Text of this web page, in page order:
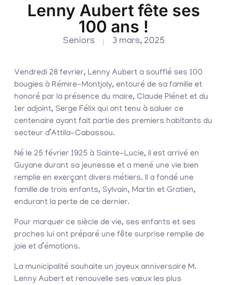
Lenny Aubert fête ses
100 ans !
Seniors 3 mars, 2025
Vendredi 28 fevrier, Lenny Aubert a soufflé ses 100
bougies à Rémire-Montjoly, entouré de sa famille et
honoré par la présence du maire, Claude Plénet et du
1er adjoint, Serge Félix qui ont tenu à saluer ce
centenaire ayant fait partie des premiers habitants du
secteur d’Attila-Cabassou.
Né le 25 février 1925 à Sainte-Lucie, il est arrivé en
Guyane durant sa jeunesse et a mené une vie bien
remplie en exerçant divers métiers. Il a fondé une
famille de trois enfants, Sylvain, Martin et Gratien,
endurant la perte de ce dernier.
Pour marquer ce siècle de vie, ses enfants et ses
proches lui ont préparé une fête surprise remplie de
joie et d’émotions.
La municipalité souhaite un joyeux anniversaire M.
Lenny Aubert et renouvelle ses vœux les plus